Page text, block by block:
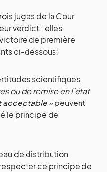
juges de la Cour
verdict : elles
de première
ci-dessous :
scientifiques,
ou de remise en l’état
acceptable» peuvent
le principe de
de distribution
ce principe de